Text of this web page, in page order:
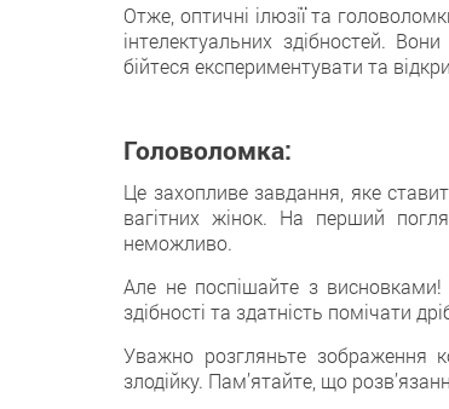
Отже, оптичні ілюзії та
інтелектуальних здібностей.
бійтеся експериментувати та
Головоломка:
Це захопливе завдання, яке
вагітних жінок. На перший
неможливо.
Але не поспішайте з
здібності та здатність помічати
Уважно розгляньте зображення
злодійку. Пам’ятайте, що